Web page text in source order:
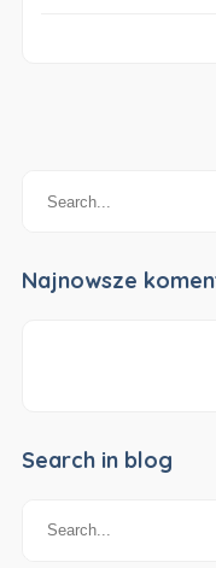
Najnowsze
Search in blog